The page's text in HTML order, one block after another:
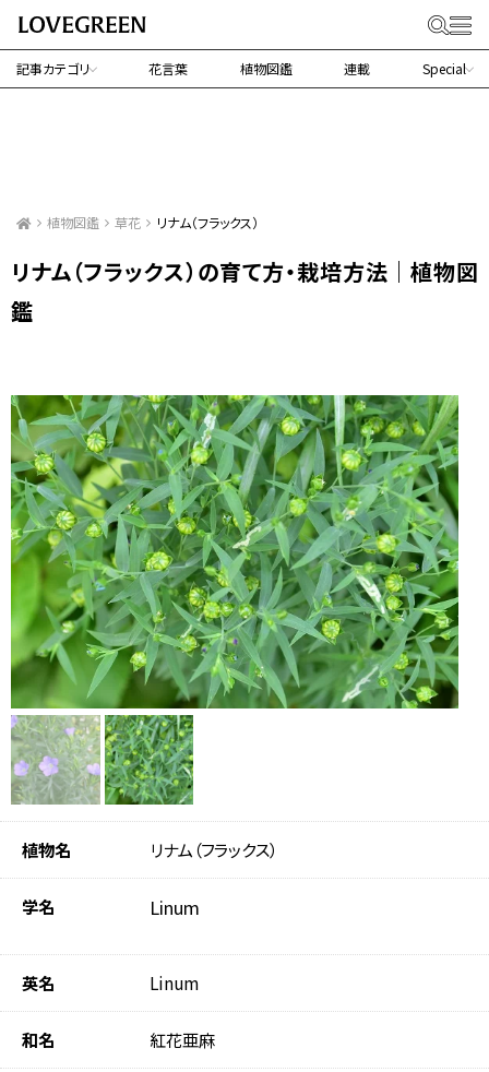
記事カテゴリ 花言葉 植物図鑑 連載 Special
植物図鑑 草花 リナム（フラックス）
リナム（フラックス）の育て方・栽培方法｜植物図
鑑
植物名 リナム（フラックス）
学名 Linum
英名 Linum
和名 紅花亜麻